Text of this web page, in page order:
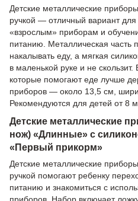
Детские металлические
ручкой — отличный вариант
«взрослым» приборам и
питанию. Металлическая часть
накалывать еду, а мягкая
в маленькой руке и не скользит.
которые помогают еде лучше
приборов — около 13,5 см,
Рекомендуются для детей от 8
Детские металлические
нож) «Длинные» с
«Первый прикорм»
Детские металлические
ручкой помогают ребенку
питанию и знакомиться с